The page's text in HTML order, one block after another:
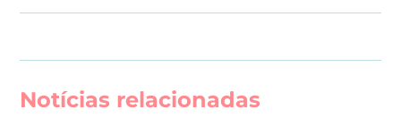
Notícias relacionadas